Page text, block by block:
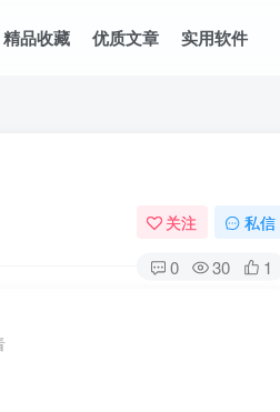
精品收藏 优质文章 实用软件
关注 私信
0 30 1